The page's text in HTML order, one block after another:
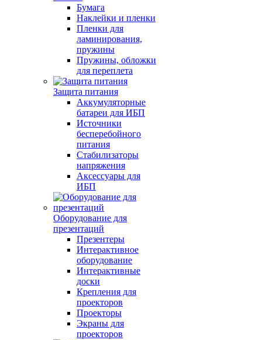
Бумага
Наклейки и пленки
Пленки для
ламинирования,
пружины
Пружины, обложки
для переплета
Защита питания
Аккумуляторные
батареи для ИБП
Источники
бесперебойного
питания
Стабилизаторы
напряжения
Аксессуары для
ИБП
Оборудование для
презентаций
Презентеры
Интерактивное
оборудование
Интерактивные
доски
Крепления для
проекторов
Проекторы
Экраны для
проекторов